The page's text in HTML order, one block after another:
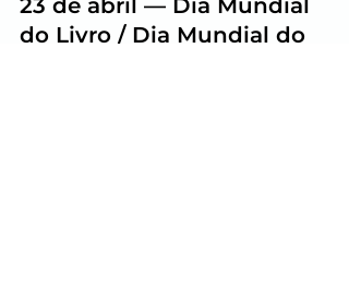
23 de abril — Dia Mundial
do Livro / Dia Mundial do